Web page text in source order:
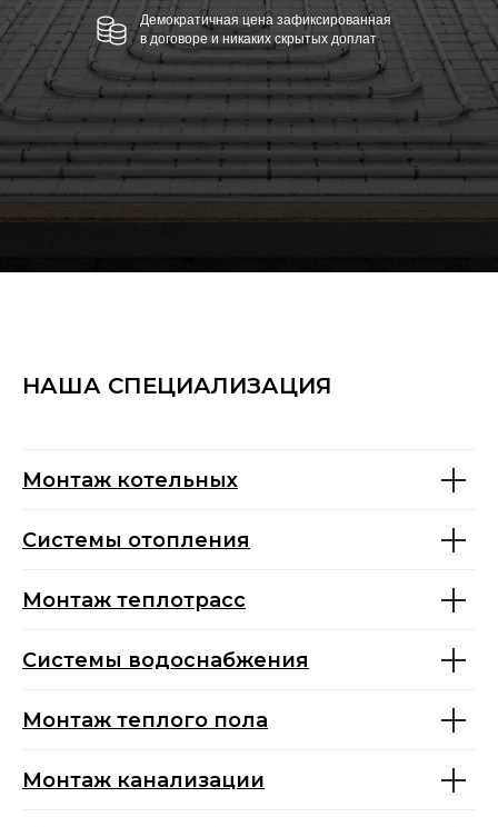
Демократичная цена зафиксированная
в договоре и никаких скрытых доплат
НАША СПЕЦИАЛИЗАЦИЯ
Монтаж котельных
Системы отопления
Монтаж теплотрасс
Системы водоснабжения
Монтаж теплого пола
Монтаж канализации